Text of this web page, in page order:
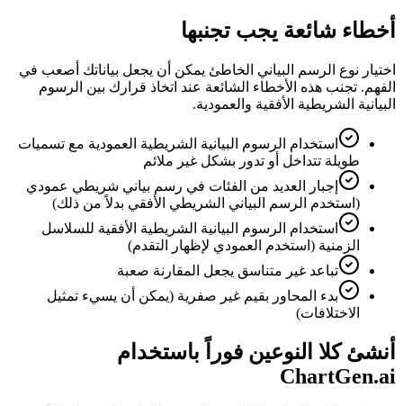
أخطاء شائعة يجب تجنبها
اختيار نوع الرسم البياني الخاطئ يمكن أن يجعل بياناتك أصعب في
الفهم. تجنب هذه الأخطاء الشائعة عند اتخاذ قرارك بين الرسوم
البيانية الشريطية الأفقية والعمودية.
استخدام الرسوم البيانية الشريطية العمودية مع تسميات
طويلة تتداخل أو تدور بشكل غير ملائم
إجبار العديد من الفئات في رسم بياني شريطي عمودي
(استخدم الرسم البياني الشريطي الأفقي بدلاً من ذلك)
استخدام الرسوم البيانية الشريطية الأفقية للسلاسل
الزمنية (استخدم العمودي لإظهار التقدم)
تباعد غير متناسق يجعل المقارنة صعبة
بدء المحاور بقيم غير صفرية (يمكن أن يسيء تمثيل
الاختلافات)
أنشئ كلا النوعين فوراً باستخدام
ChartGen.ai